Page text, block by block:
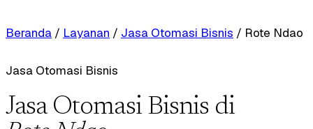
Beranda / Layanan / Jasa Otomasi Bisnis / Rote Ndao
Jasa Otomasi Bisnis
Jasa Otomasi Bisnis di